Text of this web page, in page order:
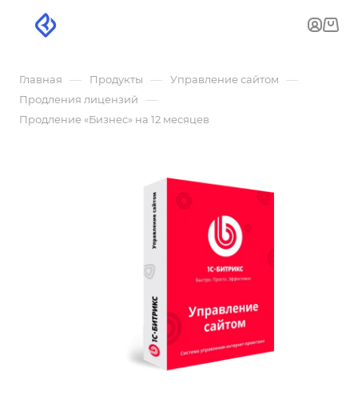
Главная — Продукты — Управление сайтом —
Продления лицензий —
Продление «Бизнес» на 12 месяцев